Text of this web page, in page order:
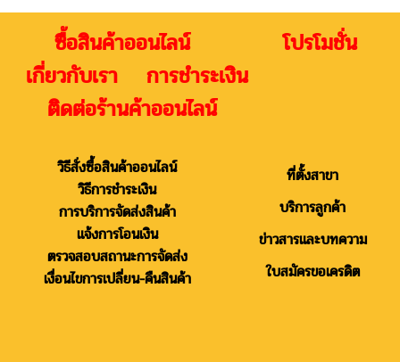
ซื้อสินค้าออนไลน์ โปรโมชั่น
เกี่ยวกับเรา การชำระเงิน
ติดต่อร้านค้าออนไลน์
วิธีสั่งซื้อสินค้าออนไลน์
วิธีการชำระเงิน
การบริการจัดส่งสินค้า
แจ้งการโอนเงิน
ตรวจสอบสถานะการจัดส่ง
เงื่อนไขการเปลี่ยน-คืนสินค้า
ที่ตั้งสาขา
บริการลูกค้า
ข่าวสารและบทความ
ใบสมัครขอเครดิต